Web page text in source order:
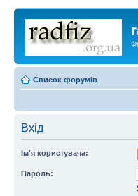
Список форумів
Вхід
Ім'я користувача:
Пароль: